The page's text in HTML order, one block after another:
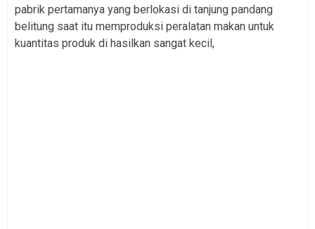
pabrik pertamanya yang berlokasi di tanjung pandang
belitung saat itu memproduksi peralatan makan untuk
kuantitas produk di hasilkan sangat kecil,